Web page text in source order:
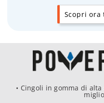
Scopri
• Cingoli in gomma di